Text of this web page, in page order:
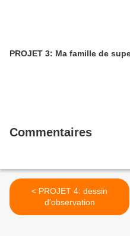
PROJET 3: Ma famille de
Commentaires
< PROJET 4: dessin
d'observation